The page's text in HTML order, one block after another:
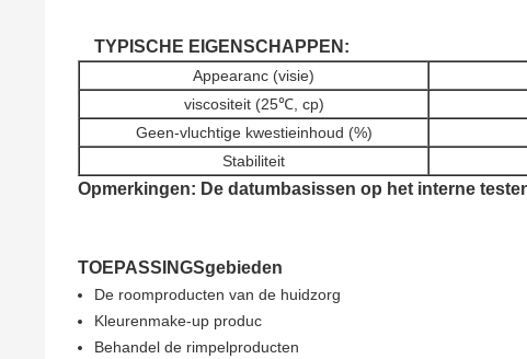
TYPISCHE EIGENSCHAPPEN:
Appearanc (visie)
viscositeit (25℃, cp)
Geen-vluchtige kwestieinhoud (%)
Stabiliteit
Opmerkingen: De datumbasissen op het interne
TOEPASSINGSgebieden
De roomproducten van de huidzorg
Kleurenmake-up produc
Behandel de rimpelproducten